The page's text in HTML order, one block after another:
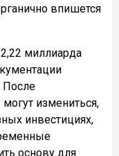
впишется
миллиарда
После
измениться,
инвестициях,
основу для